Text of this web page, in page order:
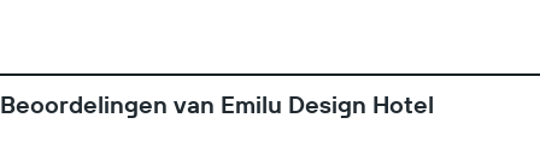
Beoordelingen van Emilu Design Hotel